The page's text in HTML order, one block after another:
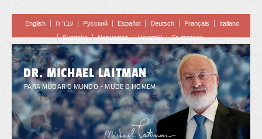
English עברית Pусский Español Deutsch Français
Italiano
Svenska
Norwegian Hrvatski Български
DR. MICHAEL LAITMAN
PARA MUDAR O MUNDO – MUDE O HOMEM